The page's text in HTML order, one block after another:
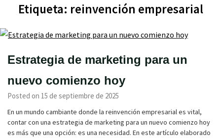
Etiqueta: reinvención empresarial
Estrategia de marketing para un
nuevo comienzo hoy
Posted on 15 de septiembre de 2025
En un mundo cambiante donde la reinvención empresarial es vital,
contar con una estrategia de marketing para un nuevo comienzo hoy
es más que una opción: es una necesidad. En este artículo elaborado